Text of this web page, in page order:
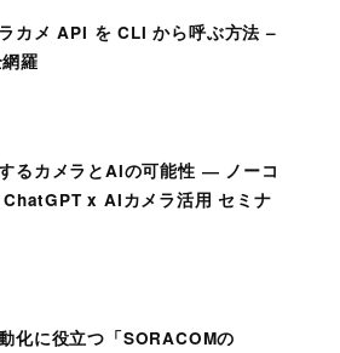
カメ API を CLI から呼ぶ方法 –
羅
るカメラとAIの可能性 ― ノーコ
ChatGPT x AIカメラ活用 セミナ
化に役立つ「SORACOMの